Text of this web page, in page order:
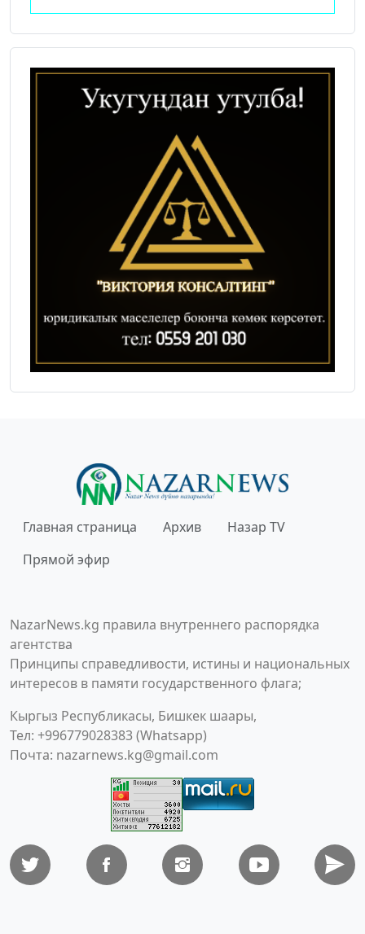
Главная страница Архив
Назар TV
Прямой эфир
NazarNews.kg правила внутреннего распорядка
агентства
Принципы справедливости, истины и национальных
интересов в памяти государственного флага;
Кыргыз Республикасы, Бишкек шаары,
Тел: +996779028383 (Whatsapp)
Почта: nazarnews.kg@gmail.com